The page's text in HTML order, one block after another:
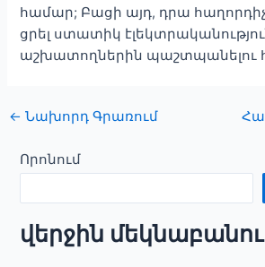
համար; Բացի այդ, դրա հաղորդիչ
ցրել ստատիկ
աշխատողներին պաշտպանելու
Գրառման
← Նախորդ Գրառում
Որոնում
վերջին